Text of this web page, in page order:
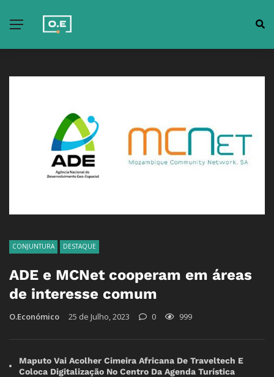
CONJUNTURA DESTAQUE
ADE e MCNet cooperam em áreas
de interesse comum
O.Económico 25 de Julho, 2023 0 999
Maputo Vai Acolher Cimeira Africana De Traveltech E
Coloca Digitalização No Centro Da Agenda Turística